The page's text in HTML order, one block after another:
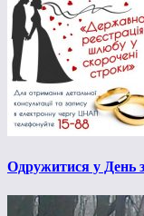
Одружитися у День